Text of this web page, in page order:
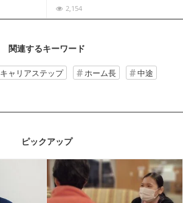
2,154
関連するキーワード
キャリアステップ ホーム長
中途
ピックアップ